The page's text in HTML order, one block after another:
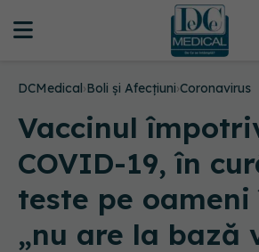
DCMedical›Boli și Afecțiuni›Coronavirus
Vaccinul
COVID-19, în
teste pe
„nu are la bază